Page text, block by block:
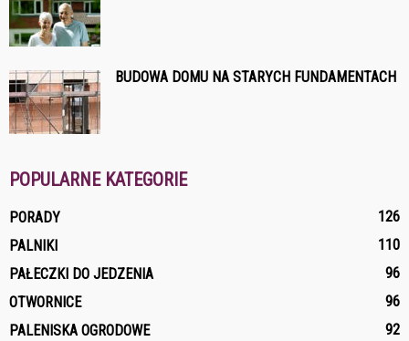
BUDOWA DOMU NA STARYCH FUNDAMENTACH
POPULARNE KATEGORIE
PORADY
126
PALNIKI
110
PAŁECZKI DO JEDZENIA
96
OTWORNICE
96
PALENISKA OGRODOWE
92